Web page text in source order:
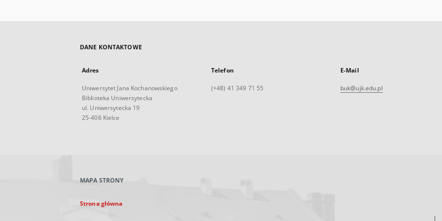
DANE KONTAKTOWE
Adres
Uniwersytet Jana Kochanowskiego
Biblioteka Uniwersytecka
ul. Uniwersytecka 19
25-406 Kielce
Telefon
(+48) 41 349 71 55
E-Mail
buk@ujk.edu.pl
MAPA STRONY
Strona główna